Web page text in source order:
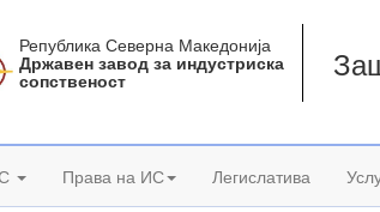
Република Северна Македонија
Државен завод за индустриска
сопственост
Права на ИС Легислатива